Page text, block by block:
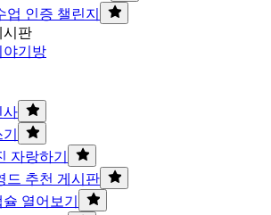
업 인증 챌린지
시판
야기방
사
자랑하기
드 추천 게시판
열어보기